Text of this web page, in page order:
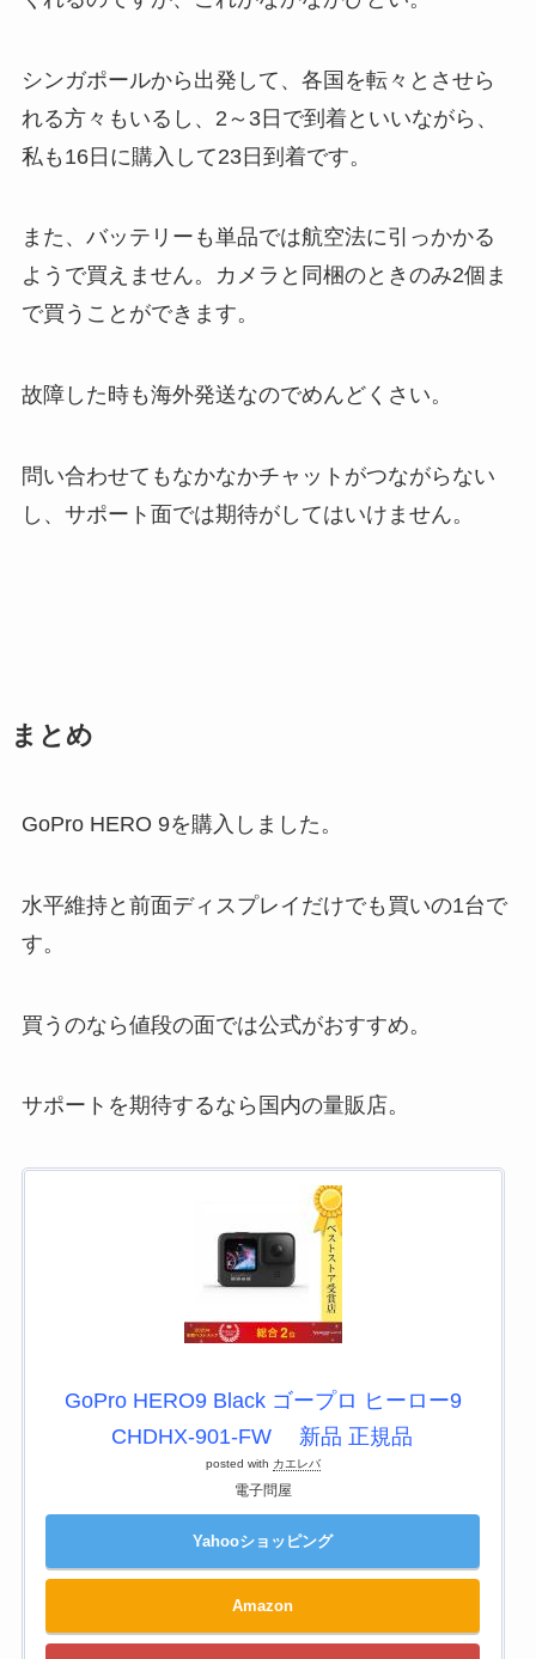
シンガポールから出発して、各国を転々とさせら
れる方々もいるし、2～3日で到着といいながら、
私も16日に購入して23日到着です。
また、バッテリーも単品では航空法に引っかかる
ようで買えません。カメラと同梱のときのみ2個ま
で買うことができます。
故障した時も海外発送なのでめんどくさい。
問い合わせてもなかなかチャットがつながらない
し、サポート面では期待がしてはいけません。
まとめ
GoPro HERO 9を購入しました。
水平維持と前面ディスプレイだけでも買いの1台で
す。
買うのなら値段の面では公式がおすすめ。
サポートを期待するなら国内の量販店。
GoPro HERO9 Black ゴープロ ヒーロー9
CHDHX-901-FW 新品 正規品
posted with カエレバ
電子問屋
Yahooショッピング
Amazon